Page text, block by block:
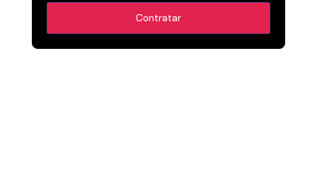
Contratar